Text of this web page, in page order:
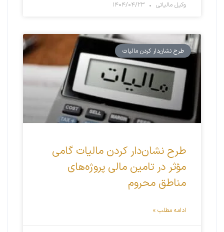
وکیل مالیاتی
طرح نشان‌دار کردن مالیات
طرح نشان‌دار کردن مالیات گامی
مؤثر در تامین مالی پروژه‌های
مناطق محروم
ادامه مطلب »